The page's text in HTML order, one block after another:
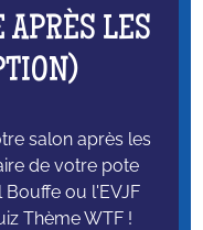
APRÈS LES
salon après les
de votre pote
ou l'EVJF
Thème WTF !